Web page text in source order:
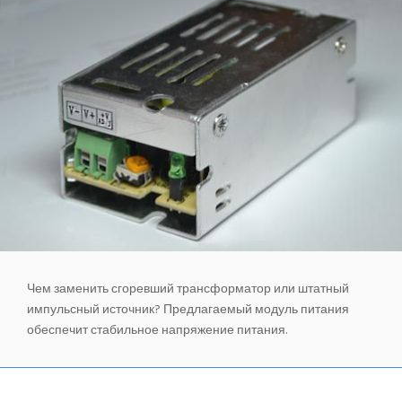
ПОЗНАВАТЕЛЬНЫЕ СТАТЬИ
ИНВЕРТОРНЫЕ КОНДИЦИОНЕРЫ
СПРАВОЧНЫЕ МАТЕРИАЛЫ
КОНДИЦИОНИРОВАНИЕ СЕРВЕРНОЙ
ИСТОРИЯ БРЕНДОВ
Чем заменить сгоревший трансформатор или штатный
импульсный источник? Предлагаемый модуль питания
обеспечит стабильное напряжение питания.